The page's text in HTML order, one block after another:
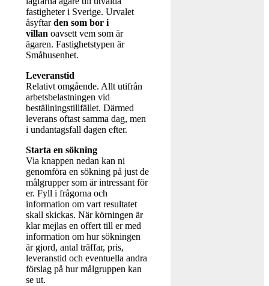
fastigheter i Sverige. Urvalet
åsyftarden som bor i
villan oavsett vem som är
ägaren. Fastighetstypen är
Småhusenhet.
Leveranstid
Relativt omgående. Allt utifrån
arbetsbelastningen vid
beställningstillfället. Därmed
leverans oftast samma dag, men
i undantagsfall dagen efter.
Starta en sökning
Via knappen nedan kan ni
genomföra en sökning på just de
målgrupper som är intressant för
er. Fyll i frågorna och
information om vart resultatet
skall skickas. När körningen är
klar mejlas en offert till er med
information om hur sökningen
är gjord, antal träffar, pris,
leveranstid och eventuella andra
förslag på hur målgruppen kan
se ut.